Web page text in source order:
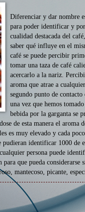
Diferenciar y dar nombre
para poder identificar y
cualidad destacada del
saber qué influye en el
café se puede percibir
tomar una taza de café
acercarlo a la nariz.
aroma que atrae a
segundo punto de
una vez que hemos
bebida por la garganta se
de esta manera el aroma
es muy elevado y cada
identificar 1000 de
persona puede
que pueda
mantecoso, picante,